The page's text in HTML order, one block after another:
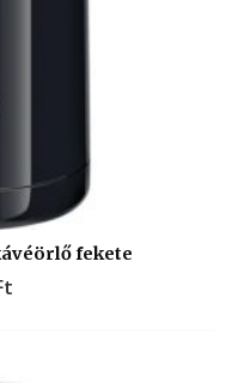
fekete